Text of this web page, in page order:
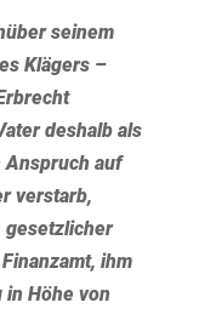
seinem
Klägers –
deshalb als
Anspruch auf
verstarb,
gesetzlicher
ihm
Höhe von